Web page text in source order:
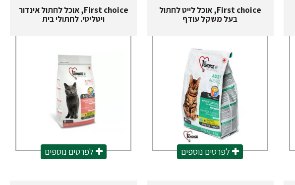
First choice, אוכל לייט לחתול
בעל משקל עודף
לפרטים נוספים
First choice, אוכל לחתול אינדור
ויטליטי. לחתולי בית
לפרטים נוספים